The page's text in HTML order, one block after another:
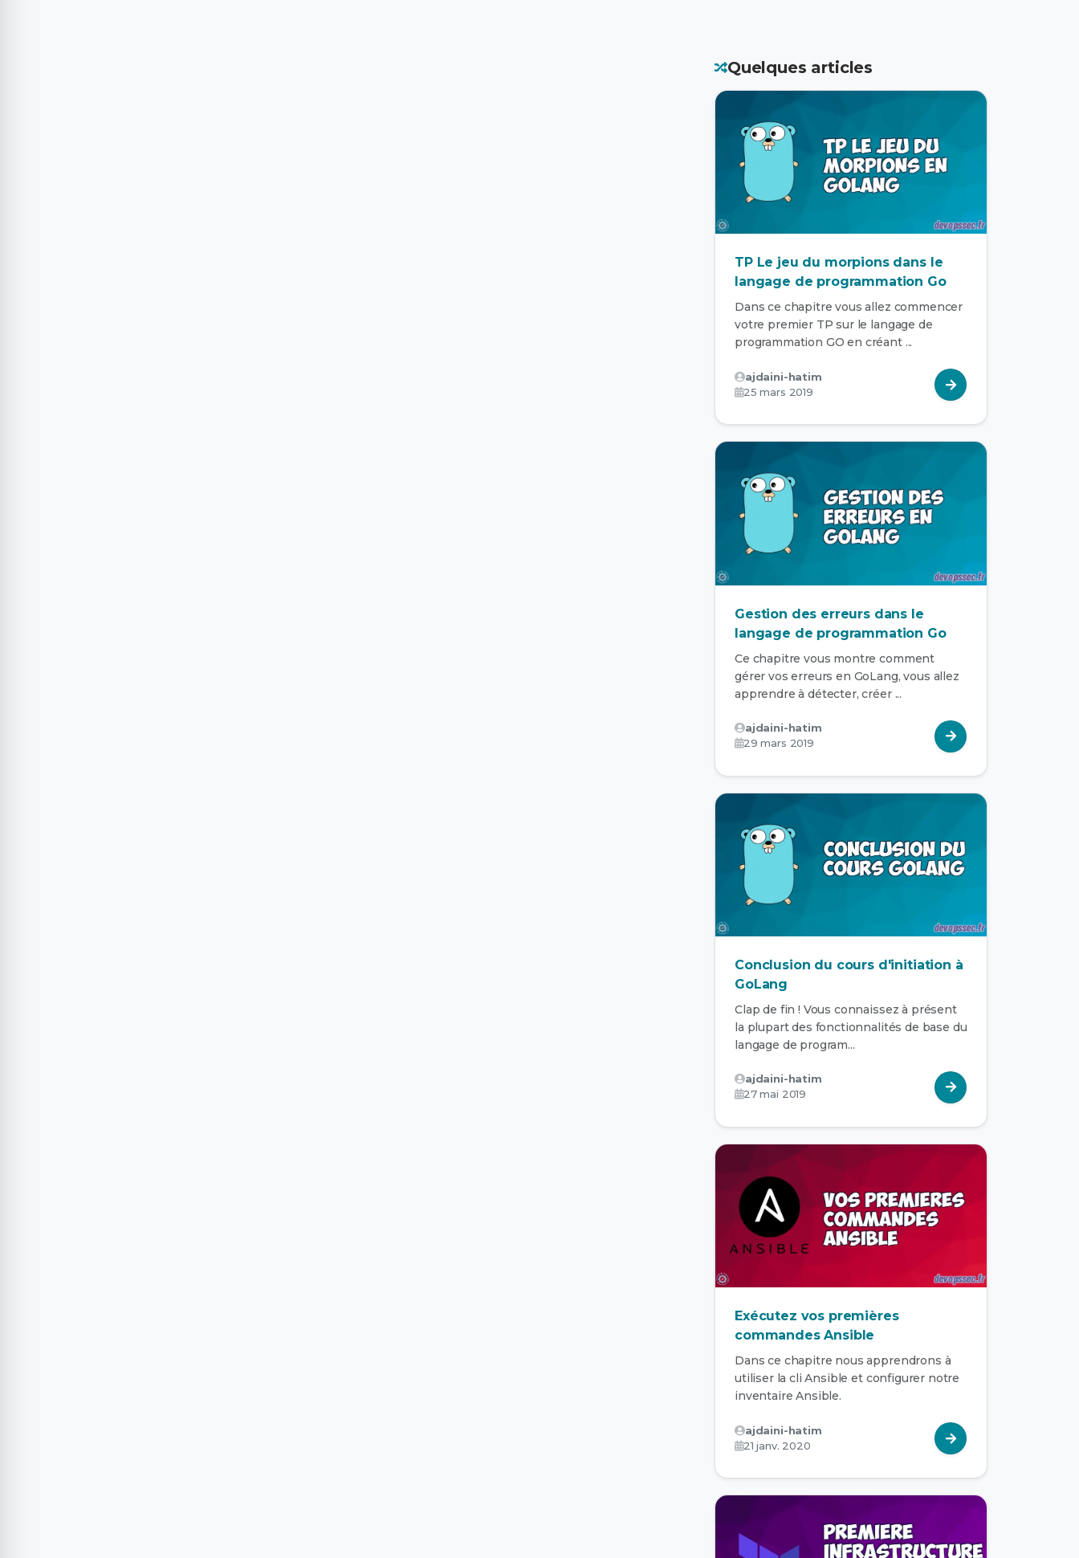
Quelques articles
TP Le jeu du morpions dans le
langage de programmation Go
Dans ce chapitre vous allez commencer
votre premier TP sur le langage de
programmation GO en créant ...
ajdaini-hatim
25 mars 2019
Gestion des erreurs dans le
langage de programmation Go
Ce chapitre vous montre comment
gérer vos erreurs en GoLang, vous allez
apprendre à détecter, créer ...
ajdaini-hatim
29 mars 2019
Conclusion du cours d'initiation à
GoLang
Clap de fin ! Vous connaissez à présent
la plupart des fonctionnalités de base du
langage de program...
ajdaini-hatim
27 mai 2019
Exécutez vos premières
commandes Ansible
Dans ce chapitre nous apprendrons à
utiliser la cli Ansible et configurer notre
inventaire Ansible.
ajdaini-hatim
21 janv. 2020